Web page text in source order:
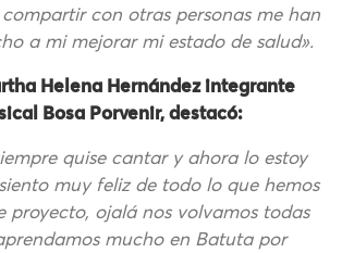
con otras personas me han
a mi mejorar mi estado de salud».
Helena Hernández integrante
Bosa Porvenir, destacó:
quise cantar y ahora lo estoy
muy feliz de todo lo que hemos
proyecto, ojalá nos volvamos todas
mucho en Batuta por